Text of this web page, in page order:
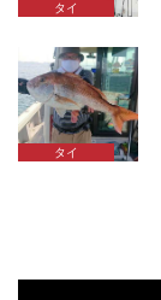
タイ
タイ